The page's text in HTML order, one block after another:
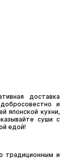
доставка
и
японской кухни,
суши с
едой!
традиционным и